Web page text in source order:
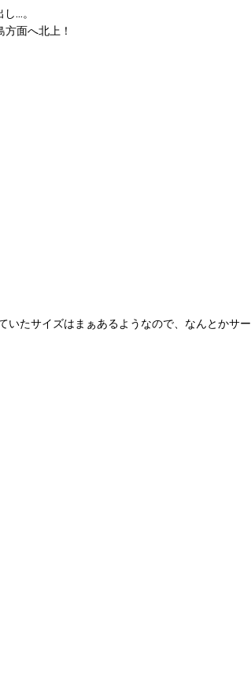
…。
面へ北上！
いたサイズはまぁあるようなので、なんとかサー